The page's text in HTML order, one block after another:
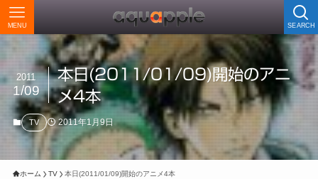
SEARCH
MENU
本日(2011/01/09)開始のアニ
メ4本
2011
1/09
TV 2011年1月9日
ホーム TV 本日(2011/01/09)開始のアニメ4本